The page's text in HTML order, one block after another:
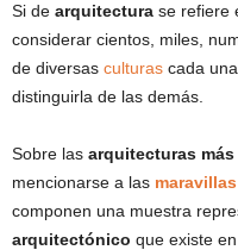
Si de arquitectura se refiere
considerar cientos, miles,
de diversas culturas cada
distinguirla de las demás.
Sobre las arquitecturas
mencionarse a las maravillas
componen una muestra
arquitectónico que existe